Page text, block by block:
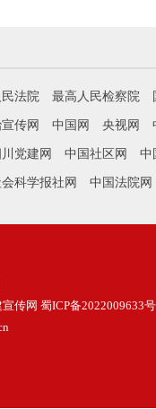
法院 最高人民检察院
传网 中国网 央视网
党建网 中国社区网 中
科学报社网 中国法院网
传网 蜀ICP备2022009633号